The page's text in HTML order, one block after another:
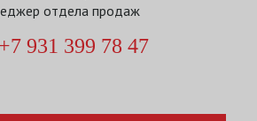
отдела продаж
+7 931 399 78 47